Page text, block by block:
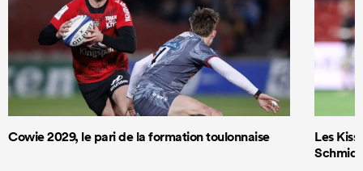
Cowie 2029, le pari de la formation toulonnaise
Les
Schmidt